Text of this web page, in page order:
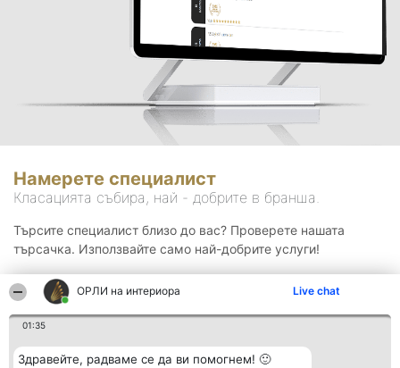
ОРЛИ на интериора Live chat
01:35
Здравейте, радваме се да ви помогнем! 🙂
Намерете специалист
Класацията събира, най - добрите в бранша.
Търсите специалист близо до вас? Проверете нашата
търсачка. Използвайте само най-добрите услуги!